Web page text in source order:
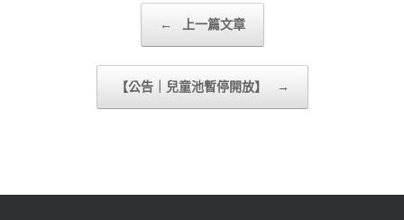
← 上一篇文章
【公告｜兒童池暫停開放】 →